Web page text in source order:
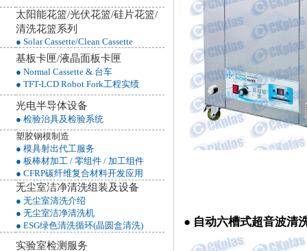
太阳能花篮/光伏花篮/硅片花篮/
清洗花篮系列
● Solar Cassette/Clean Cassette
基板卡匣/液晶面板卡匣
● Normal Cassette & 台车
● TFT-LCD Robot Fork工程实绩
光电半导体设备
● 检验治具及检验系统
塑胶钢模制造
● 模具射出代工服务
● 板棒材加工 / 零组件 / 加工组件
● CFRP碳纤维复合材料开发应用
无尘室洁净清洗组装及设备
● 无尘室清洗介绍
● 无尘室洁净清洗机
● ESG绿色清洗循环(晶圆盒清洗)
实验室检测服务
● 自动六槽式超音波清